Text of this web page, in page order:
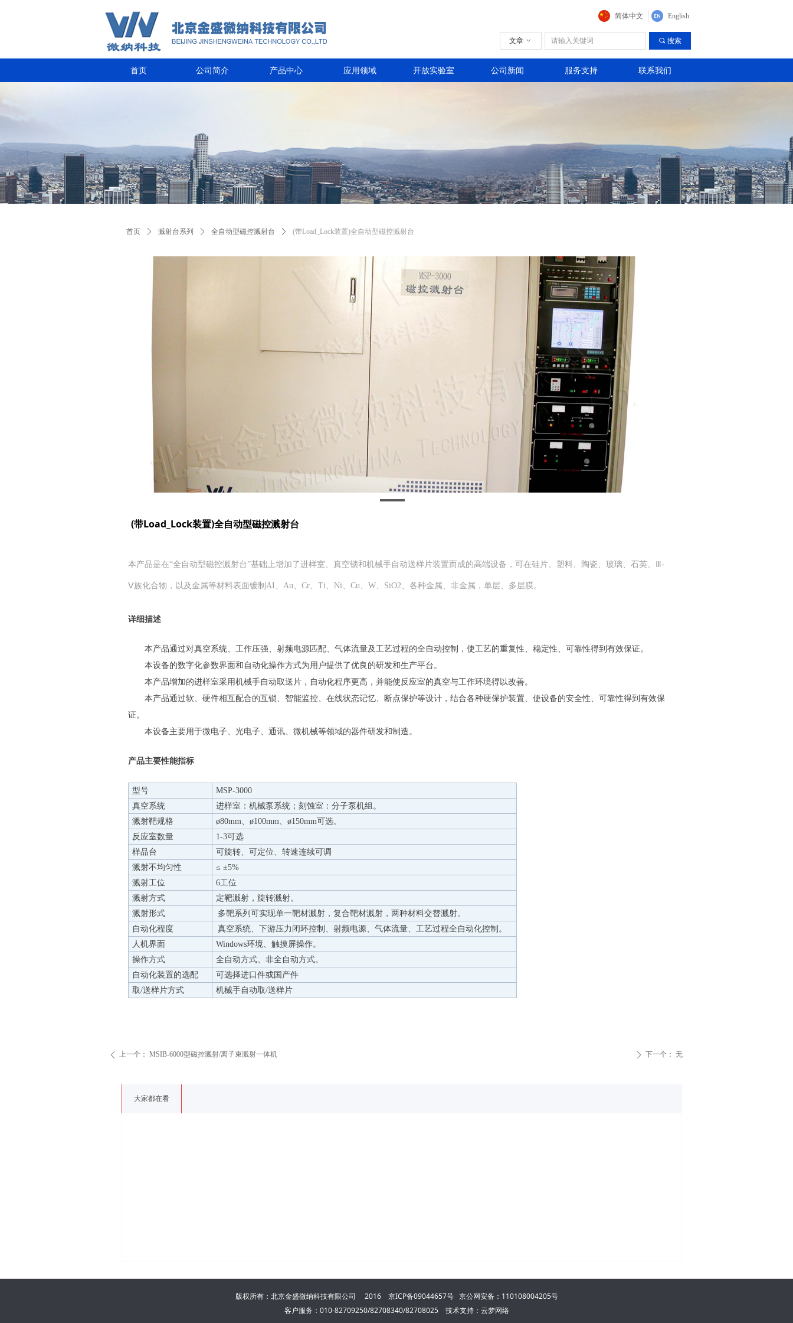
首页 公司简介 产品中心 应用领域 开放实验室 公司新闻 服务支持 联系我们
끠 搜索
文章 ꀁ
简体中文 English
首页 ꄲ 溅射台系列 ꄲ 全自动型磁控溅射台 ꄲ (带Load_Lock装置)全自动型磁控溅射台
(带Load_Lock装置)全自动型磁控溅射台
本产品是在“全自动型磁控溅射台”基础上增加了进样室、真空锁和机械手自动送样片装置而成的高端设备，可在硅片、塑料、陶瓷、玻璃、石英、Ⅲ-
Ⅴ族化合物，以及金属等材料表面镀制AI、Au、Cr、Ti、Ni、Cu、W、SiO2、各种金属、非金属，单层、多层膜。
大家都在看
ꄴ 上一个： MSIB-6000型磁控溅射/离子束溅射一体机 ꄲ 下一个： 无
详细描述
本产品通过对真空系统、工作压强、射频电源匹配、气体流量及工艺过程的全自动控制，使工艺的重复性、稳定性、可靠性得到有效保证。
本设备的数字化参数界面和自动化操作方式为用户提供了优良的研发和生产平台。
本产品增加的进样室采用机械手自动取送片，自动化程序更高，并能使反应室的真空与工作环境得以改善。
本产品通过软、硬件相互配合的互锁、智能监控、在线状态记忆、断点保护等设计，结合各种硬保护装置、使设备的安全性、可靠性得到有效保
证。
本设备主要用于微电子、光电子、通讯、微机械等领域的器件研发和制造。
产品主要性能指标
型号
MSP-3000
真空系统
进样室：机械泵系统；刻蚀室：分子泵机组。
溅射靶规格
ø80mm、ø100mm、ø150mm可选。
反应室数量
1-3可选
样品台
可旋转、可定位、转速连续可调
溅射不均匀性
≤ ±5%
溅射工位
6工位
溅射方式
定靶溅射，旋转溅射。
溅射形式
多靶系列可实现单一靶材溅射，复合靶材溅射，两种材料交替溅射。
自动化程度
真空系统、下游压力闭环控制、射频电源、气体流量、工艺过程全自动化控制。
人机界面
Windows环境、触摸屏操作。
操作方式
全自动方式、非全自动方式。
自动化装置的选配
可选择进口件或国产件
取/送样片方式
机械手自动取/送样片
版权所有：北京金盛微纳科技有限公司 2016 京ICP备09044657号京公网安备：110108004205号
客户服务：010-82709250/82708340/82708025 技术支持：云梦网络